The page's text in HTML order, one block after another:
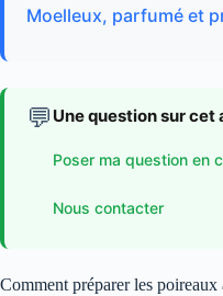
Moelleux, parfumé et
💬 Une question sur cet
Poser ma question en
Nous contacter
Comment préparer les